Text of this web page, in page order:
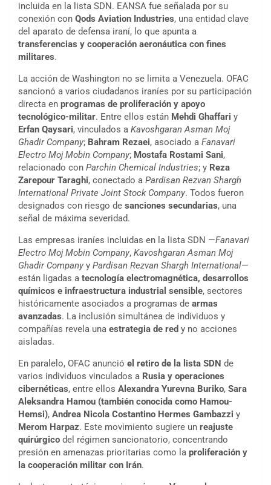
incluida en la lista SDN. EANSA fue señalada por su
conexión con Qods Aviation Industries, una entidad clave
del aparato de defensa iraní, lo que apunta a
transferencias y cooperación aeronáutica con fines
militares.
La acción de Washington no se limita a Venezuela. OFAC
sancionó a varios ciudadanos iraníes por su participación
directa en programas de proliferación y apoyo
tecnológico-militar. Entre ellos están Mehdi Ghaffari y
Erfan Qaysari, vinculados a Kavoshgaran Asman Moj
Ghadir Company; Bahram Rezaei, asociado a Fanavari
Electro Moj Mobin Company; Mostafa Rostami Sani,
relacionado con Parchin Chemical Industries; y Reza
Zarepour Taraghi, conectado a Pardisan Rezvan Shargh
International Private Joint Stock Company. Todos fueron
designados con riesgo de sanciones secundarias, una
señal de máxima severidad.
Las empresas iraníes incluidas en la lista SDN —Fanavari
Electro Moj Mobin Company, Kavoshgaran Asman Moj
Ghadir Company y Pardisan Rezvan Shargh International—
están ligadas a tecnología electromagnética, desarrollos
químicos e infraestructura industrial sensible, sectores
históricamente asociados a programas de armas
avanzadas. La inclusión simultánea de individuos y
compañías revela una estrategia de red y no acciones
aisladas.
En paralelo, OFAC anunció el retiro de la lista SDN de
varios individuos vinculados a Rusia y operaciones
cibernéticas, entre ellos Alexandra Yurevna Buriko, Sara
Aleksandra Hamou (también conocida como Hamou-
Hemsi), Andrea Nicola Costantino Hermes Gambazzi y
Merom Harpaz. Este movimiento sugiere un reajuste
quirúrgico del régimen sancionatorio, concentrando
presión en amenazas prioritarias como la proliferación y
la cooperación militar con Irán.